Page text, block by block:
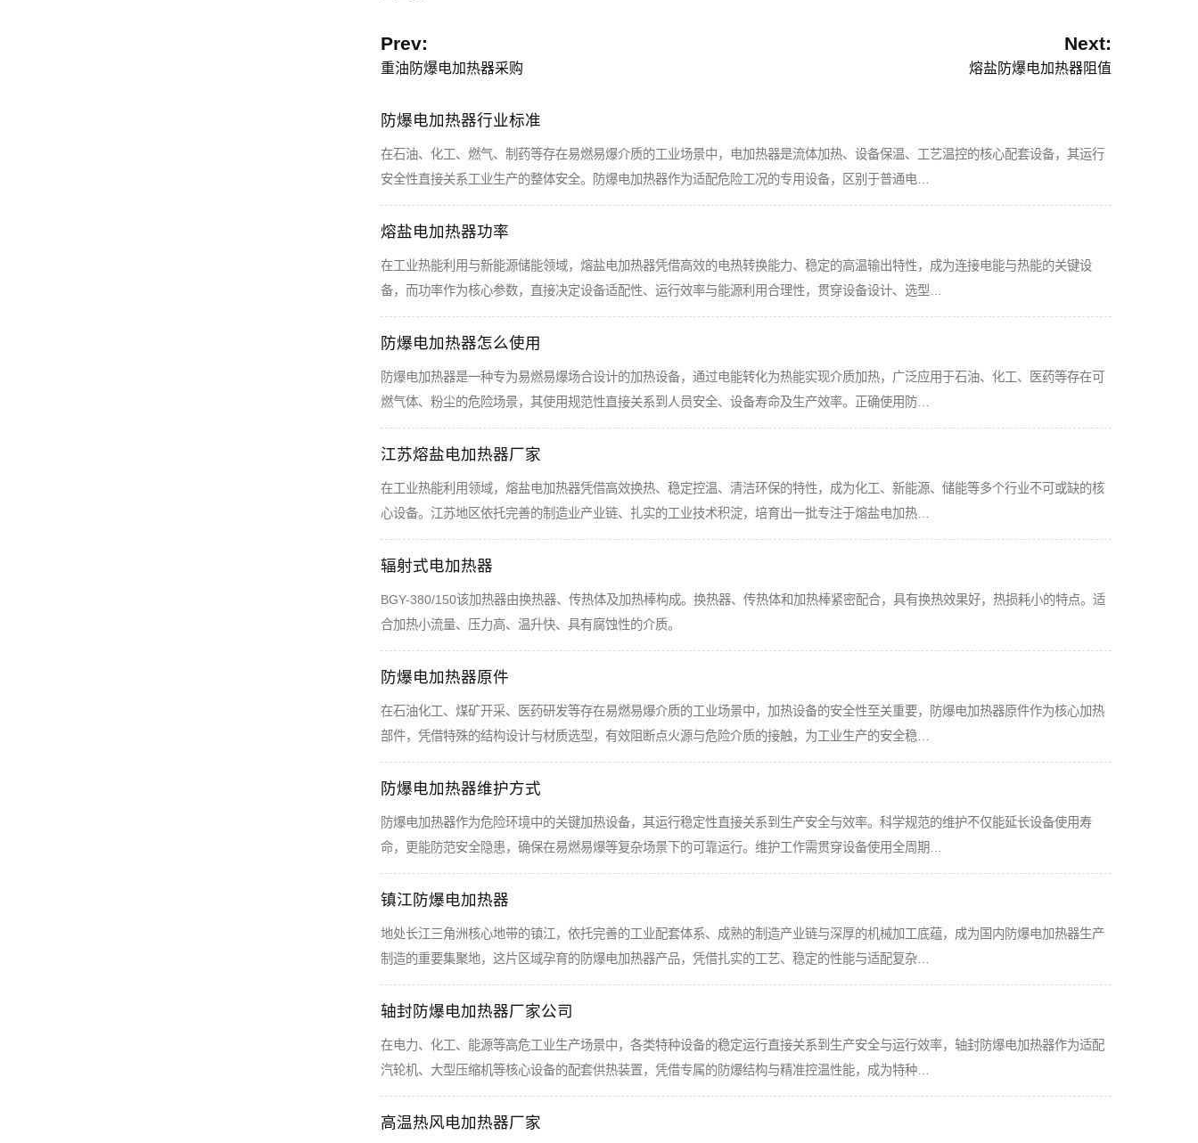
Prev:
重油防爆电加热器采购
Next:
熔盐防爆电加热器阻值
防爆电加热器行业标准
在石油、化工、燃气、制药等存在易燃易爆介质的工业场景中，电加热器是流体加热、设备保温、工艺温控的核心配套设备，其运行
安全性直接关系工业生产的整体安全。防爆电加热器作为适配危险工况的专用设备，区别于普通电…
熔盐电加热器功率
在工业热能利用与新能源储能领域，熔盐电加热器凭借高效的电热转换能力、稳定的高温输出特性，成为连接电能与热能的关键设
备，而功率作为核心参数，直接决定设备适配性、运行效率与能源利用合理性，贯穿设备设计、选型…
防爆电加热器怎么使用
防爆电加热器是一种专为易燃易爆场合设计的加热设备，通过电能转化为热能实现介质加热，广泛应用于石油、化工、医药等存在可
燃气体、粉尘的危险场景，其使用规范性直接关系到人员安全、设备寿命及生产效率。正确使用防…
江苏熔盐电加热器厂家
在工业热能利用领域，熔盐电加热器凭借高效换热、稳定控温、清洁环保的特性，成为化工、新能源、储能等多个行业不可或缺的核
心设备。江苏地区依托完善的制造业产业链、扎实的工业技术积淀，培育出一批专注于熔盐电加热…
辐射式电加热器
BGY-380/150该加热器由换热器、传热体及加热棒构成。换热器、传热体和加热棒紧密配合，具有换热效果好，热损耗小的特点。适
合加热小流量、压力高、温升快、具有腐蚀性的介质。
防爆电加热器原件
在石油化工、煤矿开采、医药研发等存在易燃易爆介质的工业场景中，加热设备的安全性至关重要，防爆电加热器原件作为核心加热
部件，凭借特殊的结构设计与材质选型，有效阻断点火源与危险介质的接触，为工业生产的安全稳…
防爆电加热器维护方式
防爆电加热器作为危险环境中的关键加热设备，其运行稳定性直接关系到生产安全与效率。科学规范的维护不仅能延长设备使用寿
命，更能防范安全隐患，确保在易燃易爆等复杂场景下的可靠运行。维护工作需贯穿设备使用全周期…
镇江防爆电加热器
地处长江三角洲核心地带的镇江，依托完善的工业配套体系、成熟的制造产业链与深厚的机械加工底蕴，成为国内防爆电加热器生产
制造的重要集聚地，这片区域孕育的防爆电加热器产品，凭借扎实的工艺、稳定的性能与适配复杂…
轴封防爆电加热器厂家公司
在电力、化工、能源等高危工业生产场景中，各类特种设备的稳定运行直接关系到生产安全与运行效率，轴封防爆电加热器作为适配
汽轮机、大型压缩机等核心设备的配套供热装置，凭借专属的防爆结构与精准控温性能，成为特种…
高温热风电加热器厂家